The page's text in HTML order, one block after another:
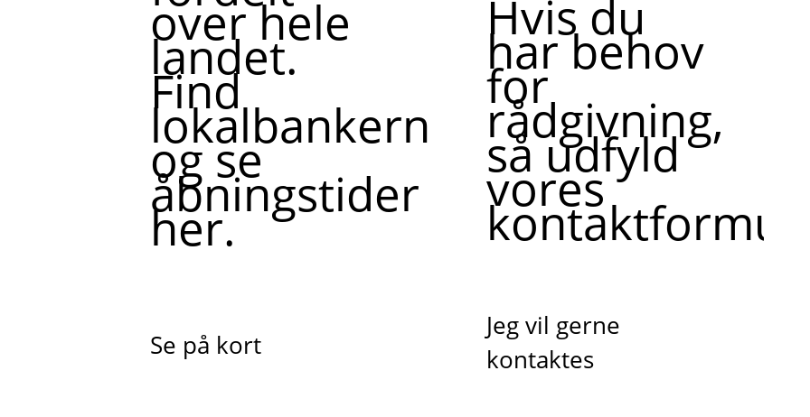
over hele
landet.
Find
lokalbankerne,
og se
åbningstider
her.
Se på kort
Hvis du
har behov
for
rådgivning,
så udfyld
vores
Jeg vil gerne
kontaktes